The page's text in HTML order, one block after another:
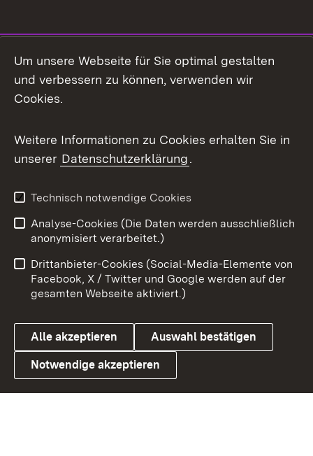
Facebook
X / Twitter
Youtube
Link zum Landesportal
Impressum
Kontakt
Barrierefreiheit
Datenschutz
Cookies
Um unsere Webseite für Sie optimal gestalten
und verbessern zu können, verwenden wir
Cookies.
Weitere Informationen zu Cookies erhalten Sie in
unserer Datenschutzerklärung.
Technisch notwendige Cookies
Analyse-Cookies (Die Daten werden ausschließlich
anonymisiert verarbeitet.)
Drittanbieter-Cookies (Social-Media-Elemente von
Facebook, X / Twitter und Google werden auf der
gesamten Webseite aktiviert.)
Alle akzeptieren Auswahl bestätigen
Notwendige akzeptieren